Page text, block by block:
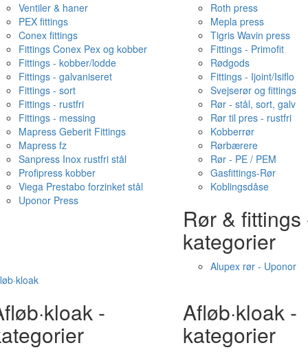
Ventiler & haner
PEX fittings
Conex fittings
Fittings Conex Pex og kobber
Fittings - kobber/lodde
Fittings - galvaniseret
Fittings - sort
Fittings - rustfri
Fittings - messing
Mapress Geberit Fittings
Mapress fz
Sanpress Inox rustfri stål
Profipress kobber
Viega Prestabo forzinket stål
Uponor Press
Roth press
Mepla press
Tigris Wavin press
Fittings - Primofit
Rødgods
Fittings - Ijoint/Isiflo
Svejserør og fittings
Rør - stål, sort, galv
Rør til pres - rustfri
Kobberrør
Rørbærere
Rør - PE / PEM
Gasfittings-Rør
Koblingsdåse
Rør & fittings
kategorier
Alupex rør - Uponor
- Afløb·kloak -
kategorier